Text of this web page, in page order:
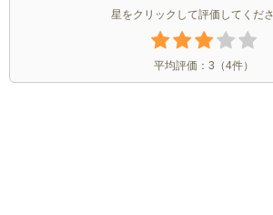
星をクリックして評価してくださ
平均評価： 3 （4件）